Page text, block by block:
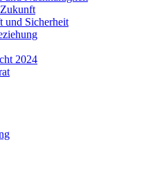
und Sicherheit
2024